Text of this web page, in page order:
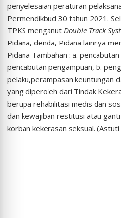
penyelesaian peraturan
Permendikbud 30 tahun 2021.
TPKS menganut Double Track
Pidana, denda, Pidana lainnya
Pidana Tambahan : a.
pencabutan pengampuan, b.
pelaku,perampasan keuntungan
yang diperoleh dari Tindak
berupa rehabilitasi medis dan
dan kewajiban restitusi atau
korban kekerasan seksual. (Astuti